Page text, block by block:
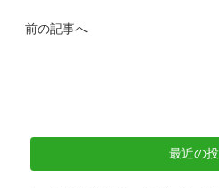
前の記事へ
最近の